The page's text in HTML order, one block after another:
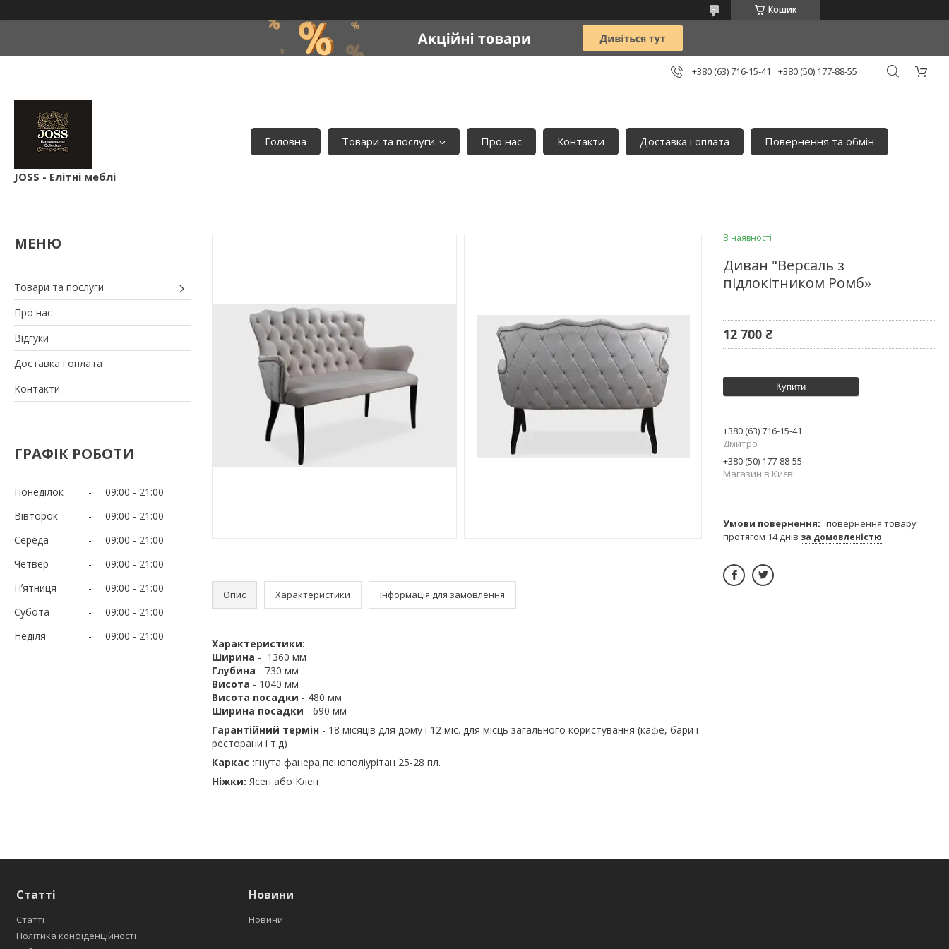
Кошик
+380 (63) 716-15-41 +380 (50) 177-88-55
JOSS - Елітні меблі
Головна Товари та послуги Про нас Контакти Доставка і оплата Повернення та обмін
Товари та послуги
Про нас
Відгуки
Доставка і оплата
Контакти
ГРАФІК РОБОТИ
Понеділок 09:00
21:00
Вівторок
09:00
21:00
Середа
09:00
21:00
Четвер
09:00
21:00
Пʼятниця
09:00
21:00
Субота
09:00
21:00
Неділя
09:00 21:00
Опис Характеристики Інформація для замовлення
Характеристики:
Ширина - 1360 мм
Глубина - 730 мм
Висота - 1040 мм
Висота посадки - 480 мм
Ширина посадки - 690 мм
Гарантійний термін - 18 місяців для дому і 12 міс. для місць загального користування (кафе, бари і
ресторани і т.д)
Каркас :гнута фанера,пенополіурітан 25-28 пл.
Ніжки: Ясен або Клен
В наявності
Диван "Версаль з
підлокітником Ромб»
12 700 ₴
Купити
+380 (63) 716-15-41
Дмитро
+380 (50) 177-88-55
Магазин в Києві
повернення товару
протягом 14 днів за домовленістю
Статті
Статті
Політика конфіденційності
Новини
Новини